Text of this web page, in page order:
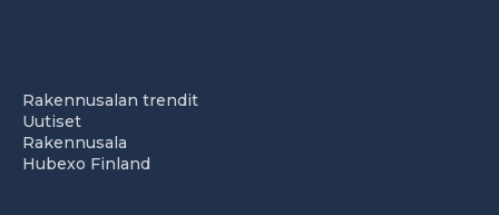
Rakennusalan trendit
Uutiset
Rakennusala
Hubexo Finland